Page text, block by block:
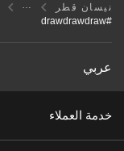
نيسان قطر
#drawdrawdraw
عربي
خدمة العملاء